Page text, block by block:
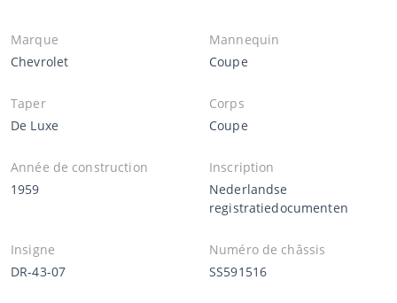
Marque
Chevrolet
Mannequin
Coupe
Taper
De Luxe
Corps
Coupe
Année de construction
1959
Inscription
Nederlandse
registratiedocumenten
Insigne
DR-43-07
Numéro de châssis
SS591516